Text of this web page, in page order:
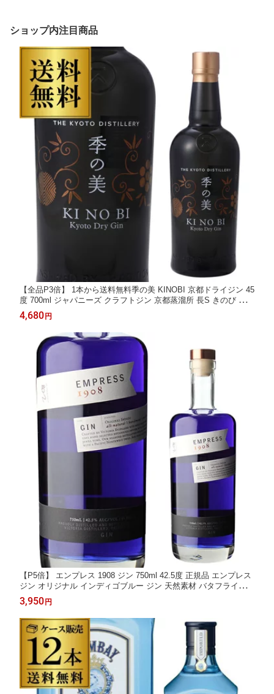
ショップ内注目商品
【全品P3倍】 1本から送料無料季の美 KINOBI 京都ドライジン 45
度 700ml ジャパニーズ クラフトジン 京都蒸溜所 長S きのび キノ
ビ 全品P3倍は8/4 20:00～8/11 1:59まで
4,680 円
【P5倍】 エンプレス 1908 ジン 750ml 42.5度 正規品 エンプレス
ジン オリジナル インディゴブルー ジン 天然素材 バタフライピー
ボタニカル8種 EMPRESS GIN 長S P5倍は8/4 20:00～8/11 1:59
まで
3,950 円